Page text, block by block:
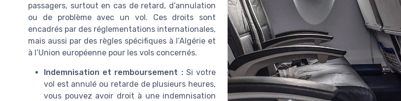
passagers, surtout en cas de retard, d’annulation
ou de problème avec un vol. Ces droits sont
encadrés par des réglementations internationales,
mais aussi par des règles spécifiques à l’Algérie et
à l’Union européenne pour les vols concernés.
Indemnisation et remboursement :Si votre
vol est annulé ou retarde de plusieurs heures,
vous pouvez avoir droit à une indemnisation